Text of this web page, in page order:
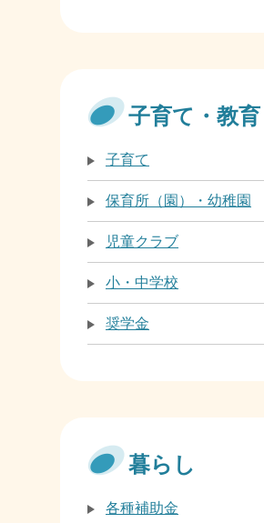
子育て・教育
子育て
保育所（園）・幼稚園
児童クラブ
小・中学校
奨学金
暮らし
各種補助金